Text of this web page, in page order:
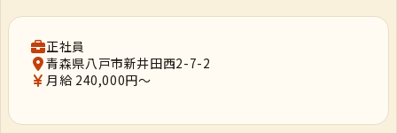
正社員
青森県八戸市新井田西2-7-2
月給 240,000円～